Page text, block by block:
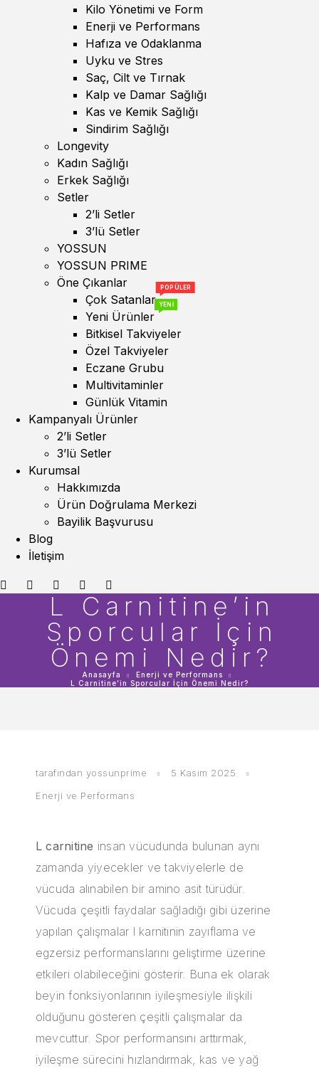
Kilo Yönetimi ve Form
Enerji ve Performans
Hafıza ve Odaklanma
Uyku ve Stres
Saç, Cilt ve Tırnak
Kalp ve Damar Sağlığı
Kas ve Kemik Sağlığı
Sindirim Sağlığı
Longevity
Kadın Sağlığı
Erkek Sağlığı
Setler
2’li Setler
3’lü Setler
YOSSUN
YOSSUN PRIME
Öne Çıkanlar
Çok Satanlar
POPÜLER
Yeni Ürünler
YENİ
Bitkisel Takviyeler
Özel Takviyeler
Eczane Grubu
Multivitaminler
Günlük Vitamin
Kampanyalı Ürünler
2’li Setler
3’lü Setler
Kurumsal
Hakkımızda
Ürün Doğrulama Merkezi
Bayilik Başvurusu
Blog
İletişim
L Carnitine’in
Sporcular İçin
Önemi Nedir?
Anasayfa
Enerji ve Performans
L Carnitine’in Sporcular İçin Önemi Nedir?
tarafından yossunprime
5 Kasım 2025
Enerji ve Performans
L carnitine insan vücudunda bulunan aynı
zamanda yiyecekler ve takviyelerle de
vücuda alınabilen bir amino asit türüdür.
Vücuda çeşitli faydalar sağladığı gibi üzerine
yapılan çalışmalar l karnitinin zayıflama ve
egzersiz performanslarını geliştirme üzerine
etkileri olabileceğini gösterir. Buna ek olarak
beyin fonksiyonlarının iyileşmesiyle ilişkili
olduğunu gösteren çeşitli çalışmalar da
mevcuttur. Spor performansını arttırmak,
iyileşme sürecini hızlandırmak, kas ve yağ